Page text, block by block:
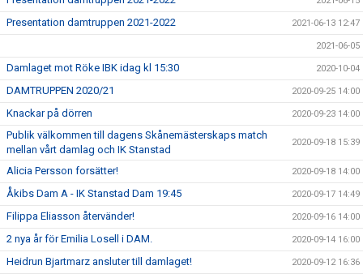
Presentation damtruppen 2021-2022 2021-06-13 12:47
2021-06-05
Damlaget mot Röke IBK idag kl 15:30 2020-10-04
DAMTRUPPEN 2020/21 2020-09-25 14:00
Knackar på dörren 2020-09-23 14:00
Publik välkommen till dagens Skånemästerskaps match
mellan vårt damlag och IK Stanstad
2020-09-18 15:39
Alicia Persson forsätter! 2020-09-18 14:00
Åkibs Dam A - IK Stanstad Dam 19:45 2020-09-17 14:49
Filippa Eliasson återvänder! 2020-09-16 14:00
2 nya år för Emilia Losell i DAM. 2020-09-14 16:00
Heidrun Bjartmarz ansluter till damlaget! 2020-09-12 16:36